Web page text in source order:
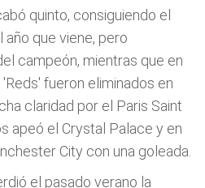
quinto, consiguiendo el
año que viene, pero
campeón, mientras que en
fueron eliminados en
claridad por el Paris Saint
apeó el Crystal Palace y en
City con una goleada.
el pasado verano la